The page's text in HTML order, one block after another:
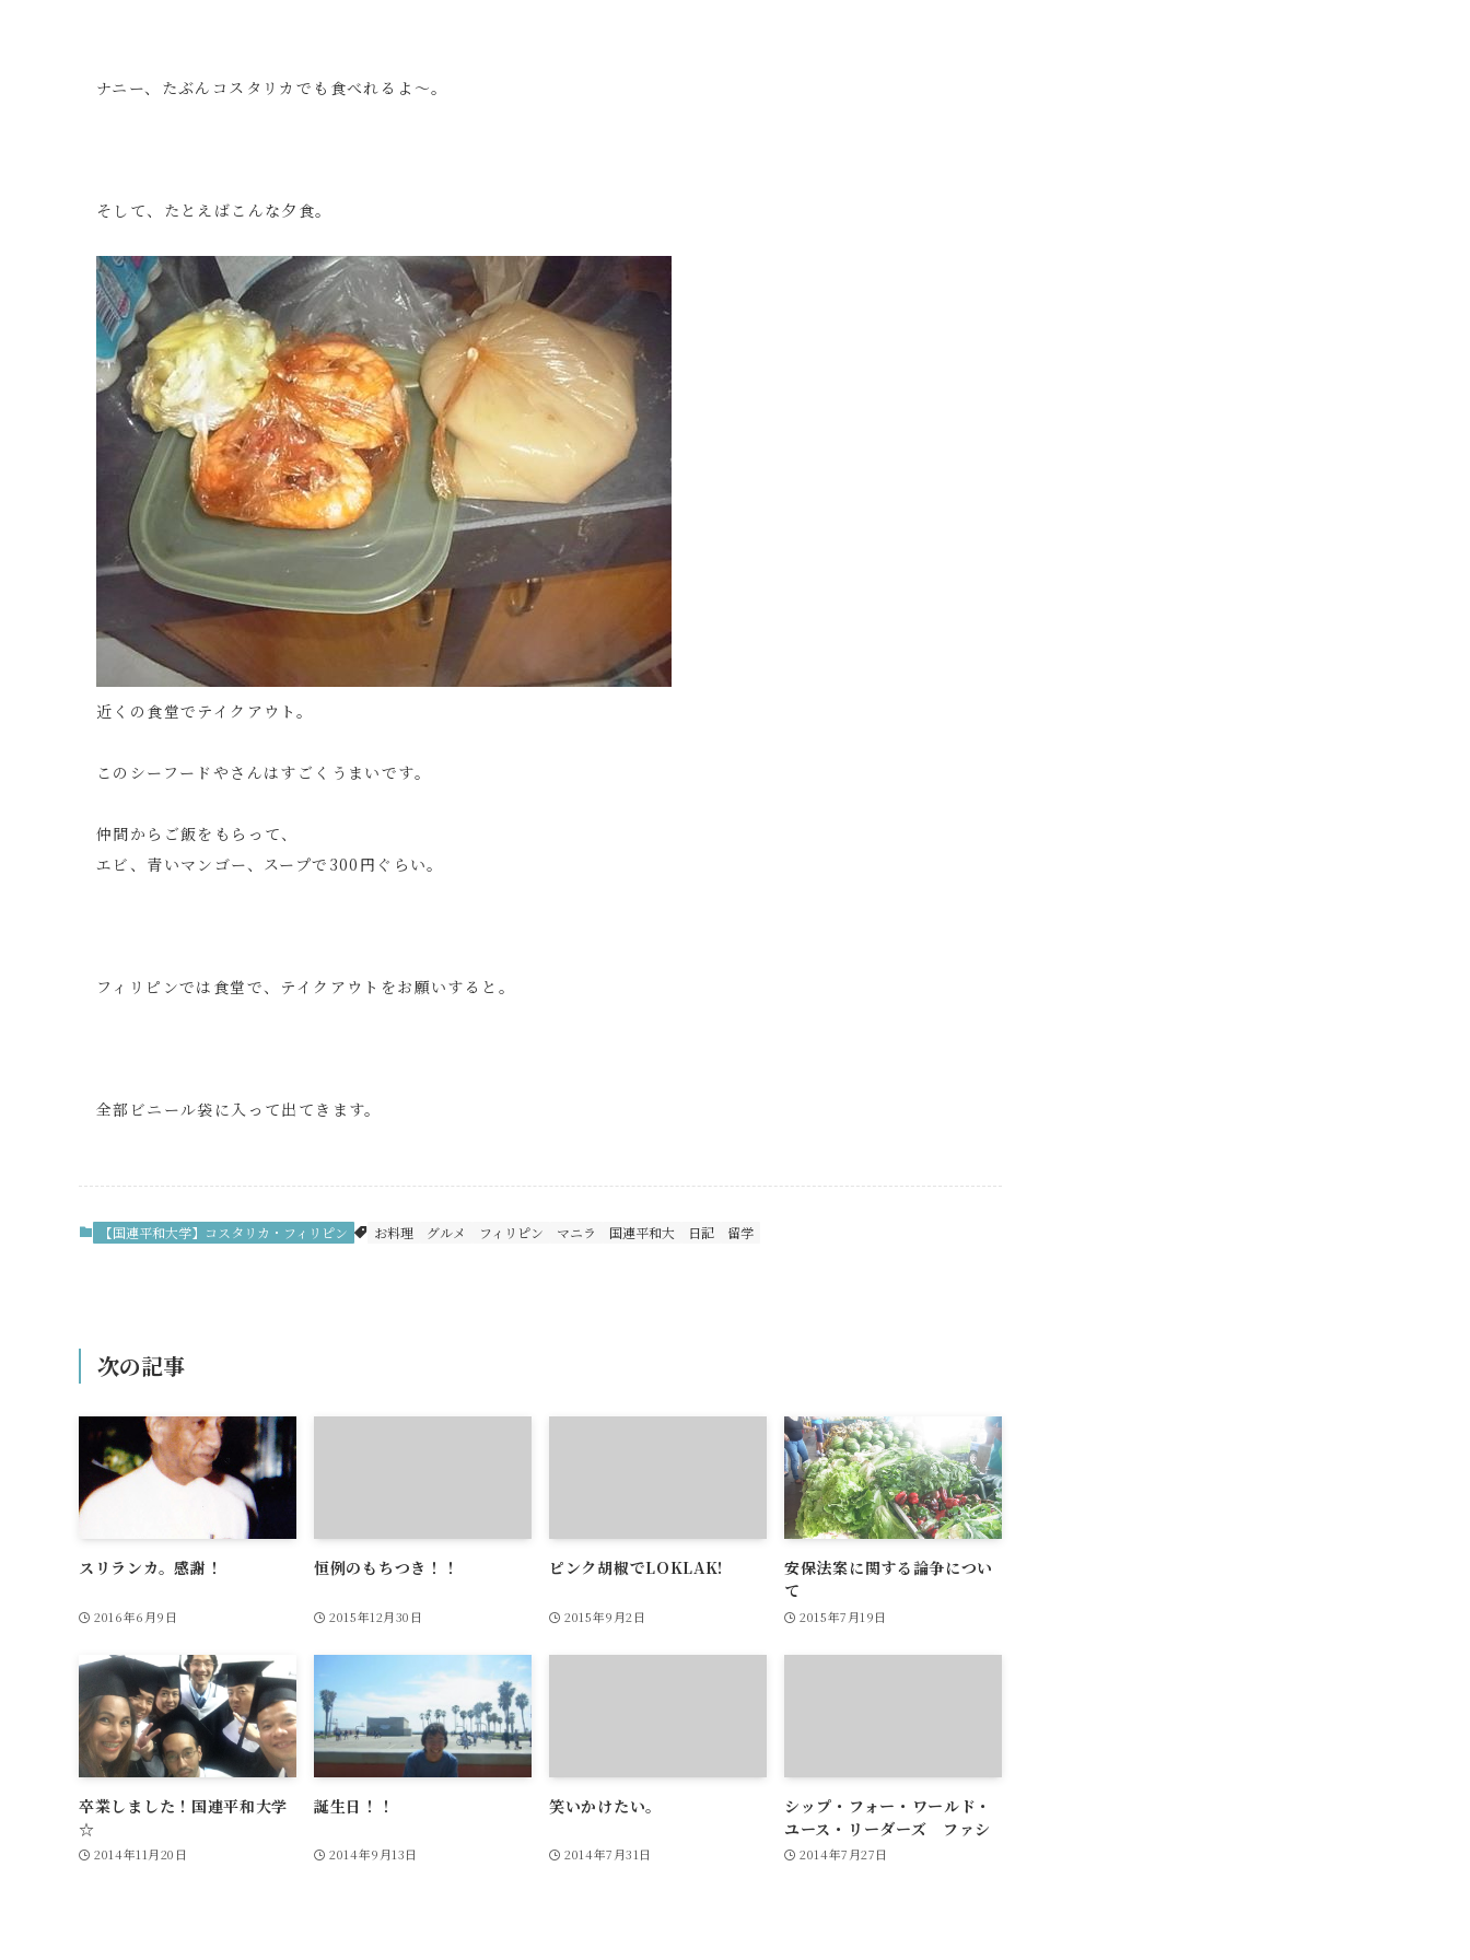
ナニー、たぶんコスタリカでも食べれるよ～。
そして、たとえばこんな夕食。
近くの食堂でテイクアウト。
このシーフードやさんはすごくうまいです。
仲間からご飯をもらって、
エビ、青いマンゴー、スープで300円ぐらい。
フィリピンでは食堂で、テイクアウトをお願いすると。
全部ビニール袋に入って出てきます。
【国連平和大学】コスタリカ・フィリピン お料理 グルメ フィリピン マニラ 国連平和大 日記 留学
次の記事
スリランカ。感謝！
2016年6月9日
恒例のもちつき！！
2015年12月30日
ピンク胡椒でLOKLAK!
2015年9月2日
安保法案に関する論争につい
て
2015年7月19日
卒業しました！国連平和大学
☆
2014年11月20日
誕生日！！
2014年9月13日
笑いかけたい。
2014年7月31日
シップ・フォー・ワールド・
ユース・リーダーズ ファシ
リテーター☆一時帰国！
2014年7月27日